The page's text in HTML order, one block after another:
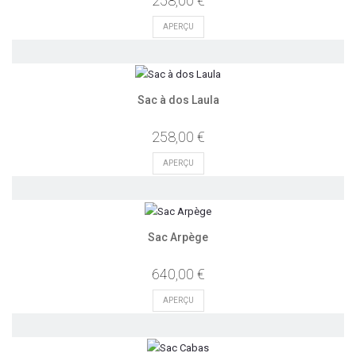
APERÇU
Sac à dos Laula
258,00 €
APERÇU
Sac Arpège
640,00 €
APERÇU